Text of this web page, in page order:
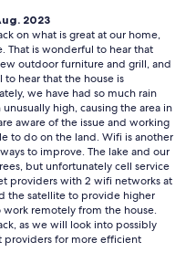
lines, and towels.
2023
on what is great at our home,
That is wonderful to hear that
outdoor furniture and grill, and
hear that the house is
we have had so much rain
high, causing the area in
aware of the issue and working
to do on the land. Wifi is another
to improve. The lake and our
but unfortunately cell service
providers with 2 wifi networks at
the satellite to provide higher
remotely from the house.
as we will look into possibly
providers for more efficient